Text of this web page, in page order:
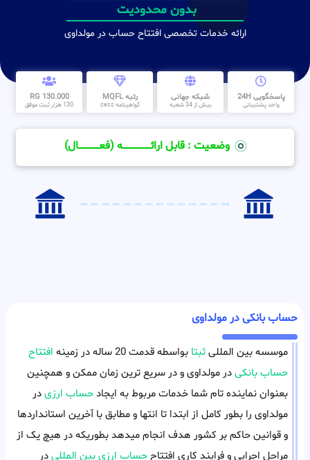
بدون محدودیت
ارائه خدمات تخصصی افتتاح حساب در مولداوی
پاسخگویی 24H
واحد پشتیبانی
شبکه جهانی
بیش از 34 شعبه
رتبه MQFL
گواهینامه cess
130.000 RG
130 هزار ثبت موفق
وضعیت : قابل ارائــــــــــــــــــــه (فعـــــــــــــــال)
حساب بانکی در مولداوی
موسسه بین المللیثبتا بواسطه قدمت 20 ساله در زمینه
افتتاح
حساب بانکیدر مولداوی و در سریع ترین زمان ممکن و همچنین
بعنوان نماینده تام شما خدمات مربوط به ایجادحساب ارزیدر
مولداوی را بطور کامل از ابتدا تا انتها و مطابق با آخرین استانداردها
و قوانین حاکم بر کشور هدف انجام میدهد بطوریکه در هیچ یک از
مراحل اجرایی و فرایند کاری افتتاححساب ارزی بین المللیدر